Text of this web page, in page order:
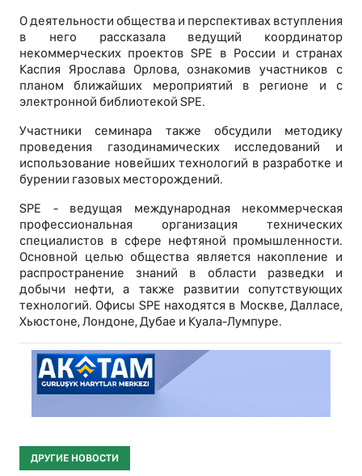
О деятельности общества и перспективах вступления
в него рассказала ведущий координатор
некоммерческих проектов SPE в России и странах
Каспия Ярослава Орлова, ознакомив участников с
планом ближайших мероприятий в регионе и с
электронной библиотекой SPE.
Участники семинара также обсудили методику
проведения газодинамических исследований и
использование новейших технологий в разработке и
бурении газовых месторождений.
SPE - ведущая международная некоммерческая
профессиональная организация технических
специалистов в сфере нефтяной промышленности.
Основной целью общества является накопление и
распространение знаний в области разведки и
добычи нефти, а также развитии сопутствующих
технологий. Офисы SPE находятся в Москве, Далласе,
Хьюстоне, Лондоне, Дубае и Куала-Лумпуре.
ДРУГИЕ НОВОСТИ